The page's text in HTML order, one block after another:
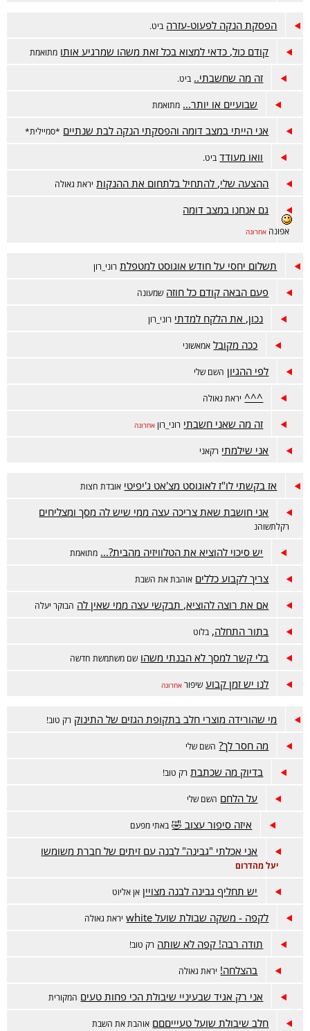
הפסקת הנקה לפעוט-עזרה ביט.
קודם כול, כדאי למצוא בכל זאת משהו שמרגיע אותו מתואמת
זה מה שחשבתי.. ביט.
שבועיים או יותר... מתואמת
אני הייתי במצב דומה והפסקתי הנקה לבת שנתיים *סמיילית*
וואו מעודד ביט.
ההצעה שלי, להתחיל בלתחום את ההנקות יראת גאולה
גם אנחנו במצב דומה
אפונה אחרונה
תשלום יחסי על חודש אוגוסט למטפלת רוני_רון
פעם הבאה קודם כל חוזה שמעונה
נכון, את הלקח למדתי רוני_רון
ככה מקובל אמאשוני
לפי ההגיון השם שלי
^^^ יראת גאולה
זה מה שאני חשבתי רוני_רון אחרונה
אני שילמתי רקאני
אז בקשתי לו"ז לאוגוסט מצ'אט ג'יפיטי אובדת חצות
אני חושבת שאת צריכה עצה ממי שיש לה מסך ומצליחים
רקלתשוהנ
יש סיכוי להוציא את הטלוויזיה מהבית?... מתואמת
צריך לקבוע כללים אוהבת את השבת
אם את רוצה להוציא, תבקשי עצה ממי שאין לה הבוקר יעלה
בתור התחלה, בלוט
בלי קשר למסך לא הבנתי משהו שם משתמשת חדשה
לנו יש זמן קבוע שיפור אחרונה
מי שהורידה מוצרי חלב בתקופת הגזים של התינוק רק טוב!
מה חסר לך? השם שלי
בדיוק מה שכתבת רק טוב!
על הלחם השם שלי
איזה סיפור עצוב 🤣 באתי מפעם
אני אכלתי "גבינה" לבנה עם זיתים של חברת משומשו
יעל מהדרום
יש תחליף גבינה לבנה מצויין אן אליוט
לקפה - משקה שבולת שועל white יראת גאולה
תודה רבה! קפה לא שותה רק טוב!
בהצלחה! יראת גאולה
אני רק אגיד שבעיניי שיבולת הכי פחות טעים המקורית
חלב שיבולת שועל טעיייםםם אוהבת את השבת